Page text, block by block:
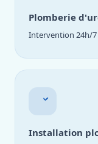
Plomberie
Intervention 24h/7
Installation